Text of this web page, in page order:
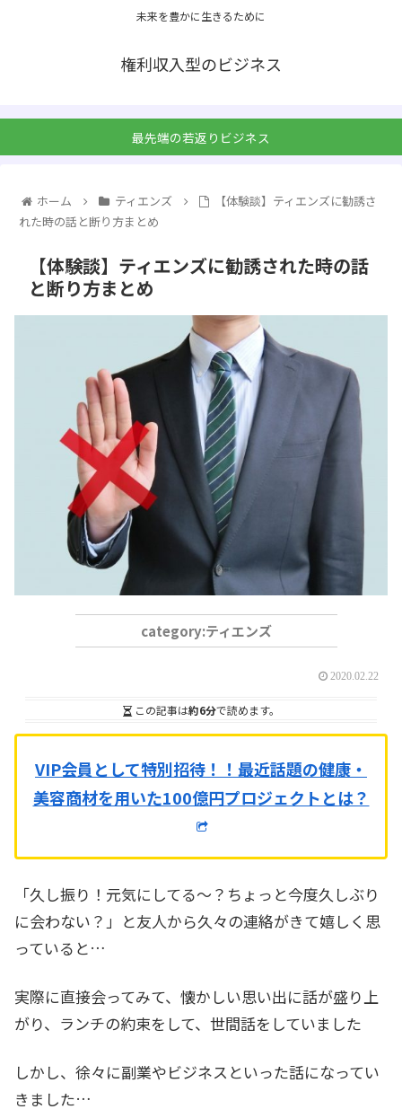
未来を豊かに生きるために
権利収入型のビジネス
最先端の若返りビジネス
ホーム ティエンズ
【体験談】ティエンズに勧誘さ
れた時の話と断り方まとめ
【体験談】ティエンズに勧誘された時の話
と断り方まとめ
ティエンズ
2020.02.22
この記事は約6分で読めます。
VIP会員として特別招待！！ 最近話題の健康・
美容商材を用いた100億円プロジェクトとは？
「久し振り！元気にしてる～？ちょっと今度久しぶり
に会わない？」と友人から久々の連絡がきて嬉しく思
っていると…
実際に直接会ってみて、懐かしい思い出に話が盛り上
がり、ランチの約束をして、世間話をしていました
しかし、徐々に副業やビジネスといった話になってい
きました…